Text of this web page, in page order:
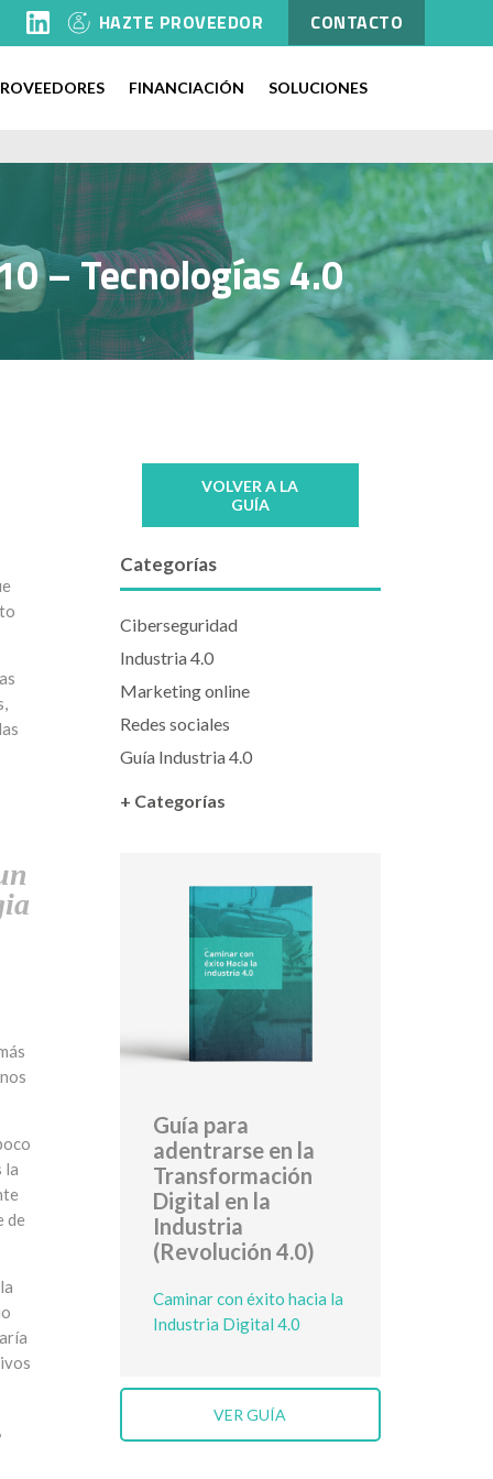
HAZTE PROVEEDOR CONTACTO
FINANCIACIÓN SOLUCIONES
– Tecnologías 4.0
la
de
VOLVER A LA
GUÍA
Categorías
Ciberseguridad
Industria 4.0
Marketing online
Redes sociales
Guía Industria 4.0
+ Categorías
Guía para
adentrarse en la
Transformación
Digital en la
Industria
(Revolución 4.0)
Caminar con éxito hacia la
Industria Digital 4.0
VER GUÍA